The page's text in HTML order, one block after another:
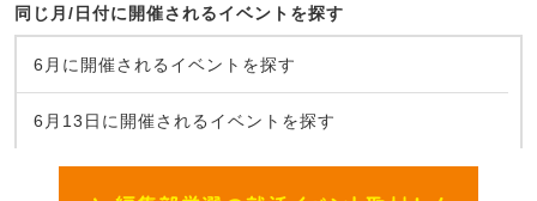
同じ月/日付に開催されるイベントを探す
6月に開催されるイベントを探す
6月13日に開催されるイベントを探す